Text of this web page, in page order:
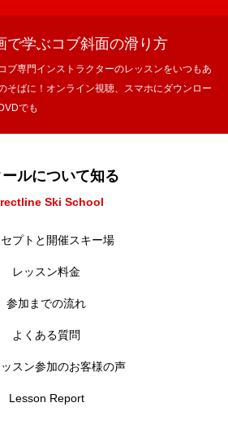
で学ぶコブ斜面の滑り方
ブ専門インストラクターのレッスンをいつもあ
そばに！オンライン視聴、スマホにダウンロー
でも
ルについて知る
Ski School
プトと開催スキー場
レッスン料金
参加までの流れ
よくある質問
スン参加のお客様の声
Lesson Report